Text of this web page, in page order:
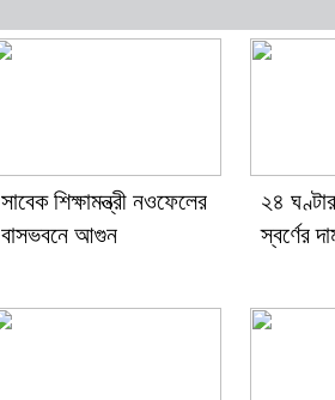
সাবেক শিক্ষামন্ত্রী নওফেলের
বাসভবনে আগুন
২৪
স্বর্ণের